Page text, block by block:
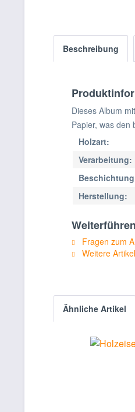
Beschreibung
Dieses Album
Papier, was den
Holzart:
Verarbeitung:
Herstellung:
Fragen zum
Weitere
Ähnliche Artikel